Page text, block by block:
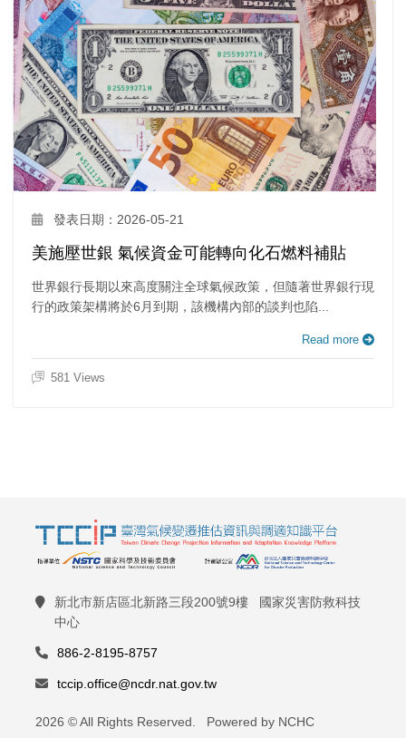
發表日期：2026-05-21
美施壓世銀 氣候資金可能轉向化石燃料補貼
世界銀行長期以來高度關注全球氣候政策，但隨著世界銀行現
行的政策架構將於6月到期，該機構內部的談判也陷...
Read more
581 Views
新北市新店區北新路三段200號9樓 國家災害防救科技
中心
886-2-8195-8757
tccip.office@ncdr.nat.gov.tw
2026 © All Rights Reserved. Powered by NCHC